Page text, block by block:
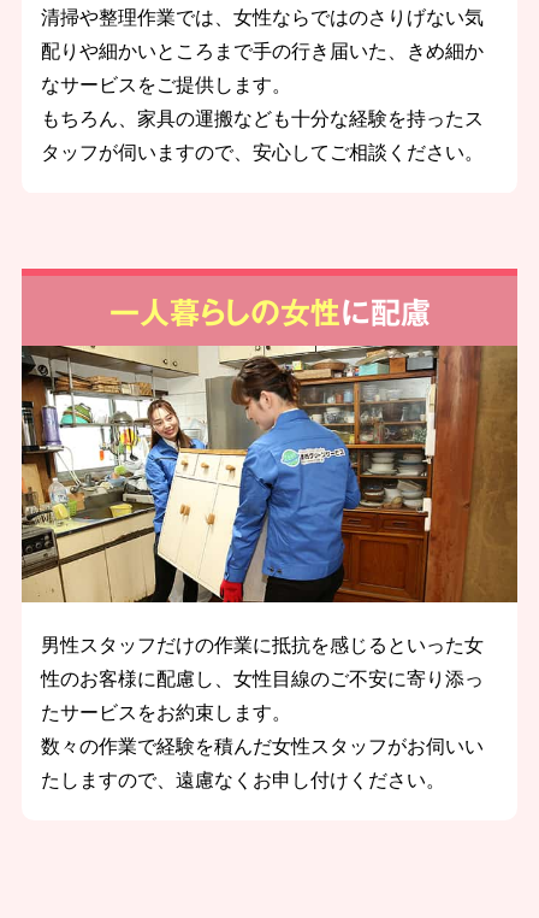
清掃や整理作業では、女性ならではのさりげない気
配りや細かいところまで手の行き届いた、きめ細か
なサービスをご提供します。
もちろん、家具の運搬なども十分な経験を持ったス
タッフが伺いますので、安心してご相談ください。
一人暮らしの女性に配慮
男性スタッフだけの作業に抵抗を感じるといった女
性のお客様に配慮し、女性目線のご不安に寄り添っ
たサービスをお約束します。
数々の作業で経験を積んだ女性スタッフがお伺いい
たしますので、遠慮なくお申し付けください。